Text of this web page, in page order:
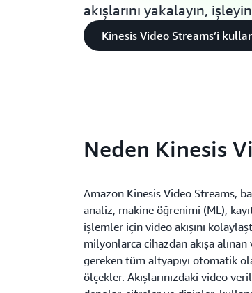
akışlarını yakalayın,
Kinesis Video Streams’i
Neden Kinesis
Amazon Kinesis Video Streams,
analiz, makine öğrenimi (ML),
işlemler için video akışını
milyonlarca cihazdan akışa
gereken tüm altyapıyı otomatik
ölçekler. Akışlarınızdaki video